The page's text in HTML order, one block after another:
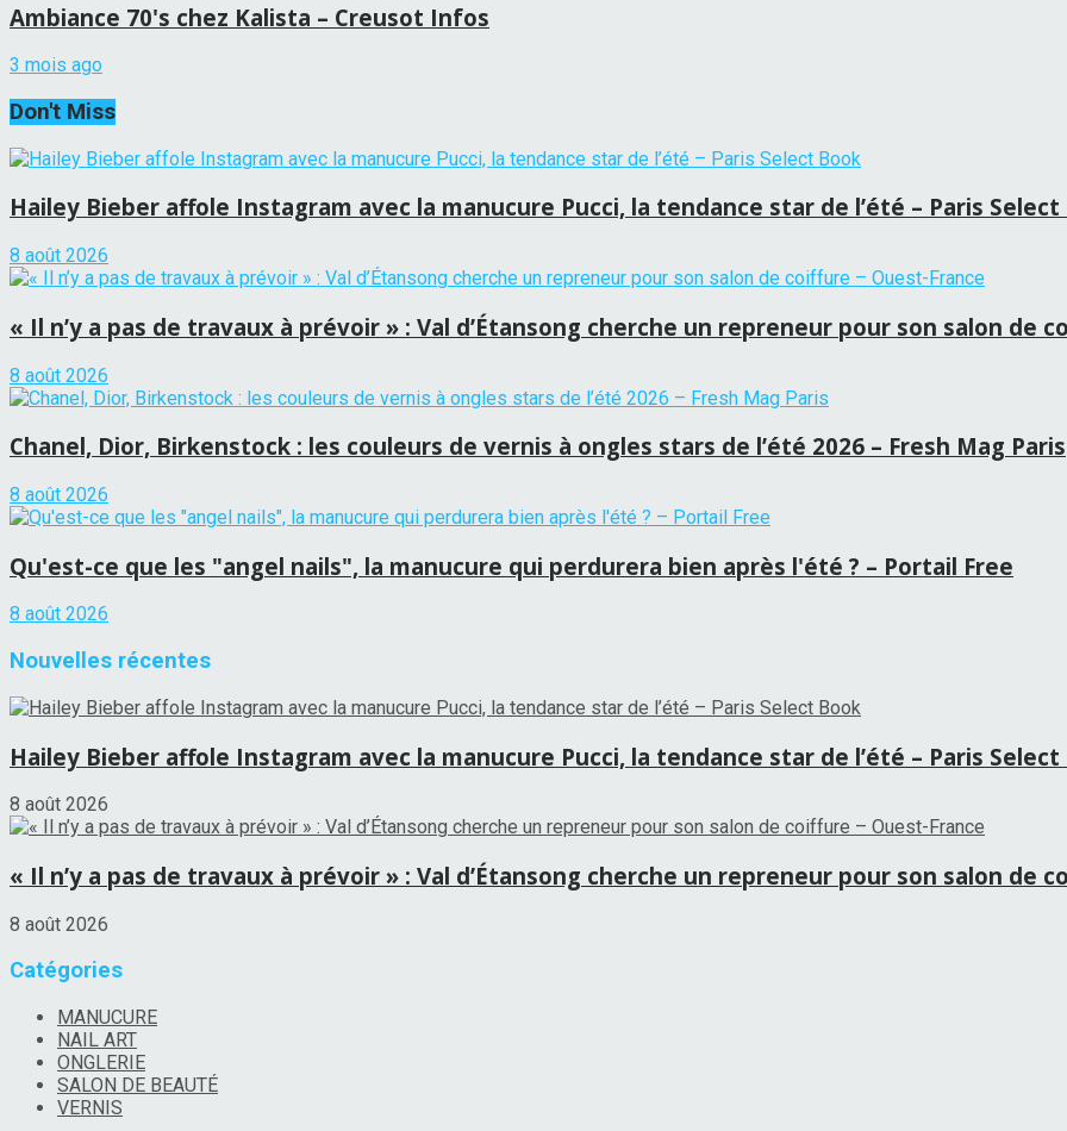
Ambiance 70's chez Kalista – Creusot Infos
3 mois ago
Don't Miss
Hailey Bieber affole Instagram avec la manucure Pucci, la tendance star de l’été – Paris Select
8 août 2026
« Il n’y a pas de travaux à prévoir » : Val d’Étansong cherche un repreneur pour son salon de
8 août 2026
Chanel, Dior, Birkenstock : les couleurs de vernis à ongles stars de l’été 2026 – Fresh Mag Paris
8 août 2026
Qu'est-ce que les "angel nails", la manucure qui perdurera bien après l'été ? – Portail Free
8 août 2026
Nouvelles récentes
Hailey Bieber affole Instagram avec la manucure Pucci, la tendance star de l’été – Paris Select
8 août 2026
« Il n’y a pas de travaux à prévoir » : Val d’Étansong cherche un repreneur pour son salon de
8 août 2026
Catégories
MANUCURE
NAIL ART
ONGLERIE
SALON DE BEAUTÉ
VERNIS